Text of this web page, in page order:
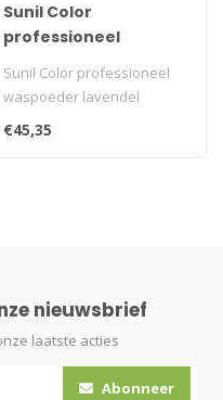
Sunil Color
professioneel
waspoeder lavendel /
wit-kleur 7,56kg
Sunil Color professioneel
waspoeder lavendel
€45,35
nieuwsbrief
laatste acties
Abonneer